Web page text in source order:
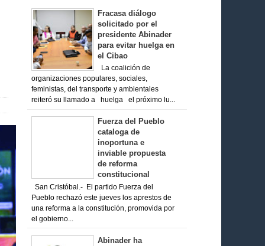
Fracasa diálogo
solicitado por el
presidente Abinader
para evitar huelga en
el Cibao
La coalición de
organizaciones populares, sociales,
feministas, del transporte y ambientales
reiteró su llamado a huelga el próximo lu...
Fuerza del Pueblo
cataloga de
inoportuna e
inviable propuesta
de reforma
constitucional
San Cristóbal.- El partido Fuerza del
Pueblo rechazó este jueves los aprestos de
una reforma a la constitución, promovida por
el gobierno...
Abinader ha